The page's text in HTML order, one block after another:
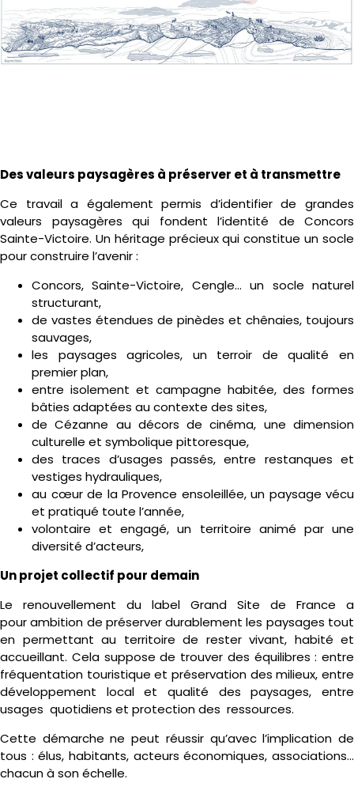
Des valeurs paysagères à préserver et à transmettre
Ce travail a également permis d’identifier de grandes
valeurs paysagères qui fondent l’identité de Concors
Sainte-Victoire. Un héritage précieux qui constitue un socle
pour construire l’avenir :
Concors, Sainte-Victoire, Cengle… un socle naturel
structurant,
de vastes étendues de pinèdes et chênaies, toujours
sauvages,
les paysages agricoles, un terroir de qualité en
premier plan,
entre isolement et campagne habitée, des formes
bâties adaptées au contexte des sites,
de Cézanne au décors de cinéma, une dimension
culturelle et symbolique pittoresque,
des traces d’usages passés, entre restanques et
vestiges hydrauliques,
au cœur de la Provence ensoleillée, un paysage vécu
et pratiqué toute l’année,
volontaire et engagé, un territoire animé par une
diversité d’acteurs,
Un projet collectif pour demain
Le renouvellement du label Grand Site de France a
pour ambition de préserver durablement les paysages tout
en permettant au territoire de rester vivant, habité et
accueillant. Cela suppose de trouver des équilibres : entre
fréquentation touristique et préservation des milieux, entre
développement local et qualité des paysages, entre
usages quotidiens et protection des ressources.
Cette démarche ne peut réussir qu’avec l’implication de
tous : élus, habitants, acteurs économiques, associations…
chacun à son échelle.